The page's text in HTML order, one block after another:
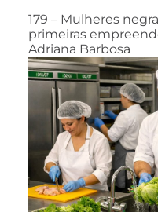
179 – Mulheres
primeiras
Adriana Barbosa